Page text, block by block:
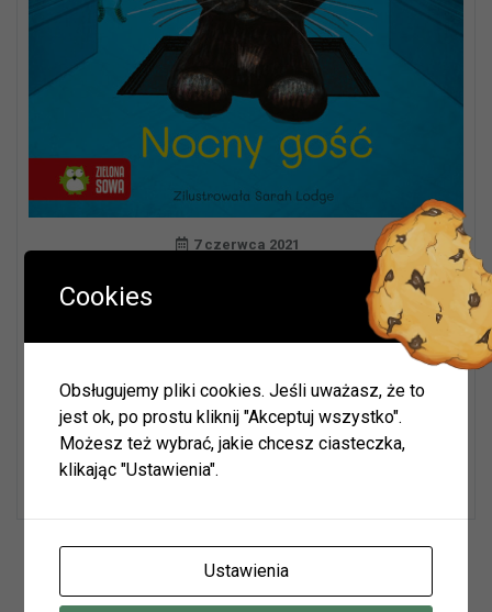
7 czerwca 2021
Muzeum z Pazurkiem to nowa seria Holly Webb – autorki
wzruszających opowieści Zaopiekuj się mną! W niektórych
muzeach mieszkają koty, które pełnia bardzo ważną rolę.
Chronią eksponaty przed gryzoniami. W Muzeum
z Pazurkiem mieszkają Sonia, Tasza, Bianka i Iwan. Jednak
pewnej burzowej nocy na schodach muzeum zjawia się
mały czarny kotek – Piotruś. Tasza, pręgowana kotka,
z radością wita nocnego gościa i oprowadza po wszystkich
Wyszukiwarka
Cookies
Obsługujemy pliki cookies. Jeśli uważasz, że to
jest ok, po prostu kliknij "Akceptuj wszystko".
Możesz też wybrać, jakie chcesz ciasteczka,
klikając "Ustawienia".
Ustawienia